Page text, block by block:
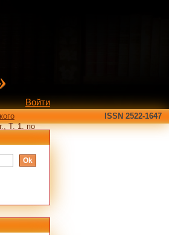
Войти
Т. 1. по
ISSN 2522-1647